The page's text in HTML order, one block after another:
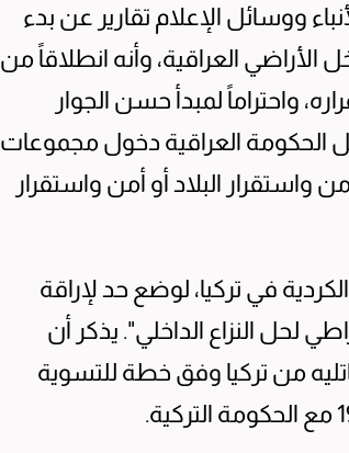
ووسائل الإعلام تقارير عن بدء
العراقية، وأنه انطلاقاً من
واحتراماً لمبدأ حسن الجوار
الحكومة العراقية دخول مجموعات
البلاد أو أمن واستقرار
في تركيا، لوضع حد لإراقة
لحل النزاع الداخلي". يذكر أن
من تركيا وفق خطة للتسوية